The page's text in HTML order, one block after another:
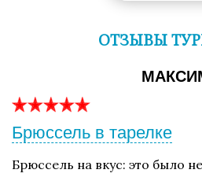
ОТЗЫВЫ
Брюссель в тарелке
Брюссель на вкус: это было